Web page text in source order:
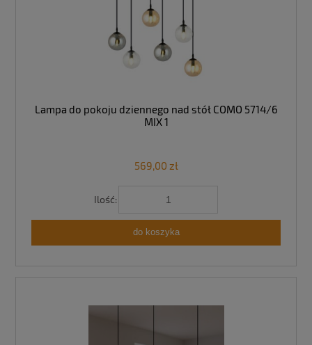
Lampa do pokoju dziennego nad stół COMO 5714/6
MIX 1
569,00 zł
Ilość:
do koszyka